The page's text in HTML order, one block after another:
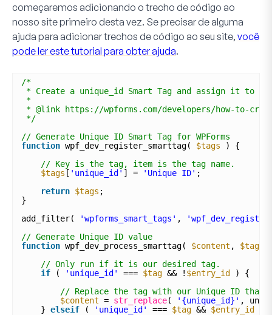
começaremos adicionando o trecho de código ao
nosso site primeiro desta vez. Se precisar de alguma
ajuda para adicionar trechos de código ao seu site, você
pode ler este tutorial para obter ajuda.
/*
* Create a unique_id Smart Tag and assign it to
*
* @link https://wpforms.com/developers/how-to-
*/
// Generate Unique ID Smart Tag for WPForms
function wpf_dev_register_smarttag( $tags
) {
// Key is the tag, item is the tag name.
$tags [ 'unique_id' ] = 'Unique ID' ;
return $tags ;
}
add_filter(
'wpforms_smart_tags' ,
// Generate Unique ID value
function wpf_dev_process_smarttag( $content , $tag
// Only run if it is our desired tag.
if
( 'unique_id' === $tag && ! $entry_id
) {
// Replace the tag with our Unique ID
$content = str_replace( '{unique_id}' ,
} elseif ( 'unique_id' === $tag && $entry_id